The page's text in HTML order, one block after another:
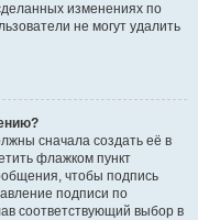
изменениях по
не могут удалить
сначала создать её в
флажком пункт
чтобы подпись
подписи по
соответствующий выбор в